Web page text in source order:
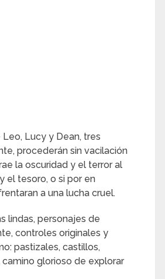
Lucy y Dean, tres
procederán sin vacilación
la oscuridad y el terror al
el tesoro, o si por en
a una lucha cruel.
lindas, personajes de
controles originales y
pastizales, castillos,
glorioso de explorar